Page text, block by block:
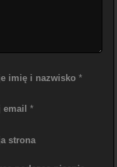
imię i nazwisko *
email *
strona